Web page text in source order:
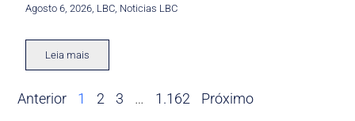
Agosto 6, 2026 LBC Noticias LBC
Leia mais
Anterior 1 2 3 … 1.162 Próximo